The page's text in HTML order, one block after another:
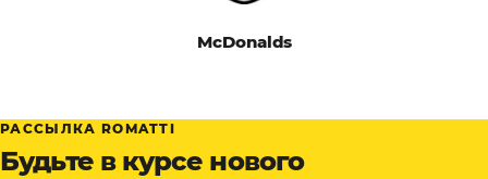
McDonalds
РАССЫЛКА ROMATTI
Будьте в курсе нового